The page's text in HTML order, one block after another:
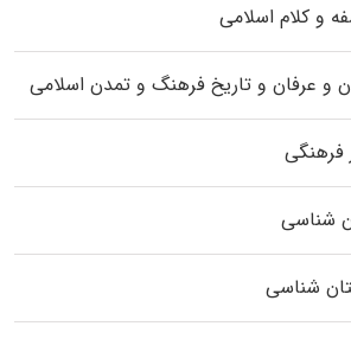
و کلام اسلامی
و عرفان و تاریخ فرهنگ و تمدن اسلامی
فرهنگی
شناسی
شناسی